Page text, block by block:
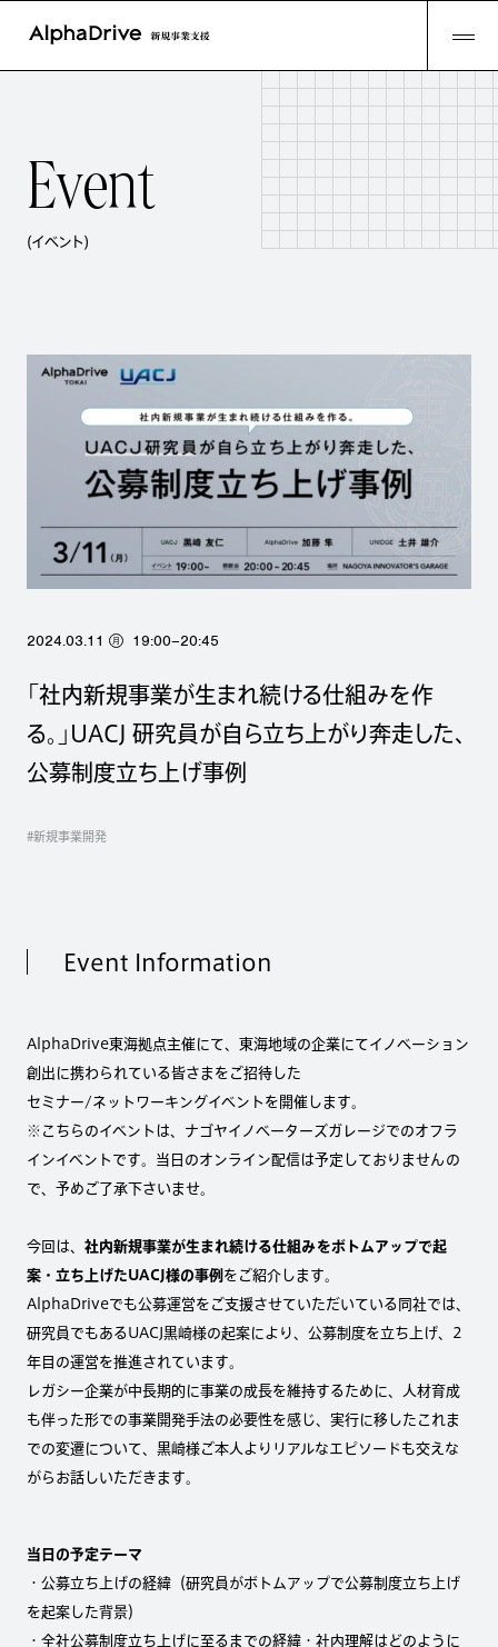
Event
(イベント)
2024.03.11 月 19:00–20:45
「社内新規事業が生まれ続ける仕組みを作
る。」UACJ 研究員が自ら立ち上がり奔走した、
公募制度立ち上げ事例
#新規事業開発
Event Information
AlphaDrive東海拠点主催にて、東海地域の企業にてイノベーション
創出に携わられている皆さまをご招待した
セミナー/ネットワーキングイベントを開催します。
※こちらのイベントは、ナゴヤイノベーターズガレージでのオフラ
インイベントです。当日のオンライン配信は予定しておりませんの
で、予めご了承下さいませ。
今回は、 社内新規事業が生まれ続ける仕組みをボトムアップで起
案・立ち上げたUACJ様の事例 をご紹介します。
AlphaDriveでも公募運営をご支援させていただいている同社では、
研究員でもあるUACJ黒崎様の起案により、公募制度を立ち上げ、2
年目の運営を推進されています。
レガシー企業が中長期的に事業の成長を維持するために、人材育成
も伴った形での事業開発手法の必要性を感じ、実行に移したこれま
での変遷について、黒崎様ご本人よりリアルなエピソードも交えな
がらお話しいただきます。
当日の予定テーマ
・公募立ち上げの経緯（研究員がボトムアップで公募制度立ち上げ
を起案した背景）
・全社公募制度立ち上げに至るまでの経緯・社内理解はどのように